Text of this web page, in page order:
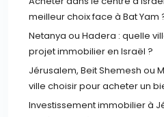
meilleur choix face à Bat Yam
Netanya ou Hadera : quelle
projet immobilier en Israël ?
Jérusalem, Beit Shemesh ou
ville choisir pour acheter un
Investissement immobilier à